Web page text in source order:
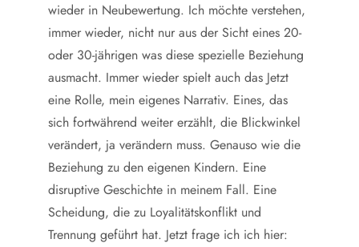
wieder in Neubewertung. Ich möchte verstehen,
immer wieder, nicht nur aus der Sicht eines 20-
oder 30-jährigen was diese spezielle Beziehung
ausmacht. Immer wieder spielt auch das Jetzt
eine Rolle, mein eigenes Narrativ. Eines, das
sich fortwährend weiter erzählt, die Blickwinkel
verändert, ja verändern muss. Genauso wie die
Beziehung zu den eigenen Kindern. Eine
disruptive Geschichte in meinem Fall. Eine
Scheidung, die zu Loyalitätskonflikt und
Trennung geführt hat. Jetzt frage ich ich hier: